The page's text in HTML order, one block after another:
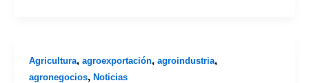
Agricultura, agroexportación, agroindustria,
agronegocios, Noticias